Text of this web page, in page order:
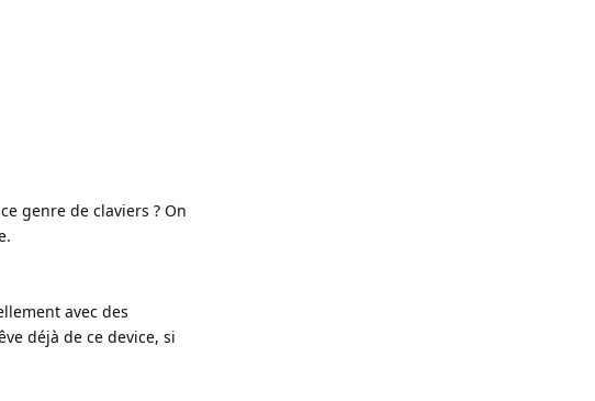
genre de claviers ? On
avec des
déjà de ce device, si